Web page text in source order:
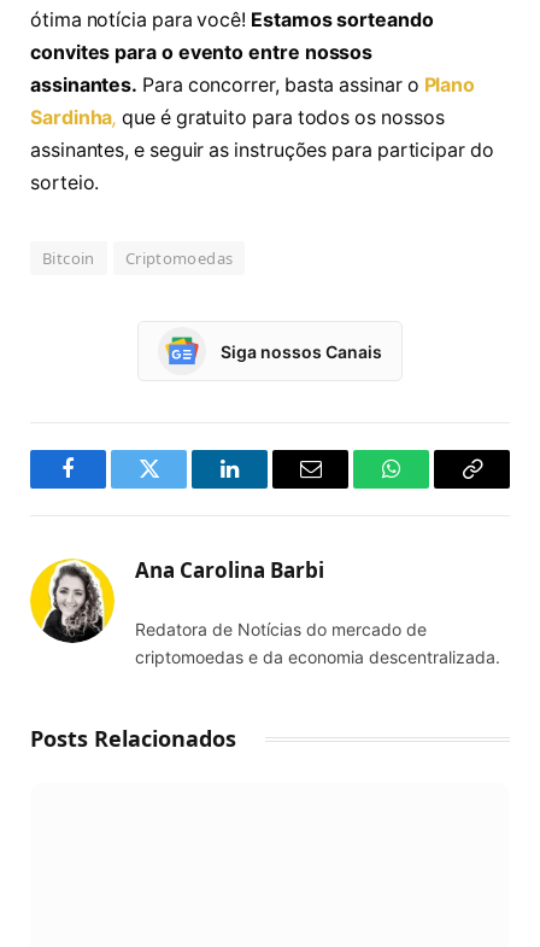
ótima notícia para você! Estamos sorteando
convites para o evento entre nossos
assinantes. Para concorrer, basta assinar o Plano
Sardinha, que é gratuito para todos os nossos
assinantes, e seguir as instruções para participar do
sorteio.
Bitcoin Criptomoedas
Siga nossos Canais
FacebookTwitter LinkedInEmail WhatsAppCopy
Ana Carolina Barbi
Redatora de Notícias do mercado de
criptomoedas e da economia descentralizada.
Posts Relacionados